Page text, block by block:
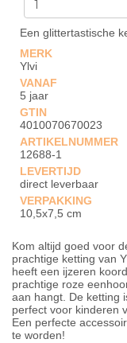
Een glittertastische
MERK
Ylvi
VANAF
5 jaar
GTIN
4010070670023
ARTIKELNUMMER
12688-1
LEVERTIJD
direct leverbaar
VERPAKKING
10,5x7,5 cm
Kom altijd goed voor
prachtige ketting van
heeft een ijzeren
prachtige roze
aan hangt. De ketting
perfect voor kinderen
Een perfecte
te worden!